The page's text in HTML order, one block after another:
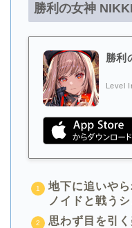
勝利の女神
勝利
Level
地下に追いや
ノイドと戦う
思わず目を引